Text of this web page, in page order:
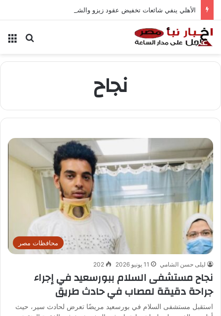
الأهلي ينفي شائعات تخفيض عقود زيزو والشناوي
بحث
نجاح
محافظات مصر
ليلى حسن الشامي 11 يونيو 2026 202
نجاح مستشفى السلام ببورسعيد في إجراء
جراحة دقيقة لمصاب في حادث طريق
استقبل مستشفى السلام في بورسعيد مريضًا تعرض لحادث سير، حيث